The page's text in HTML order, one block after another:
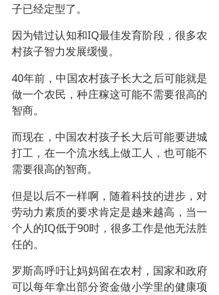
子已经定型了。
因为错过认知和IQ最佳发育阶段，很多农
村孩子智力发展缓慢。
40年前，中国农村孩子长大之后可能就是
做一个农民，种庄稼这可能不需要很高的
智商。
而现在，中国农村孩子长大后可能要进城
打工，在一个流水线上做工人，也可能不
需要很高的智商。
但是以后不一样啊，随着科技的进步，对
劳动力素质的要求肯定是越来越高，当一
个人的IQ低于90时，很多工作是他无法胜
任的。
罗斯高呼吁让妈妈留在农村，国家和政府
可以每年拿出部分资金做小学里的健康项